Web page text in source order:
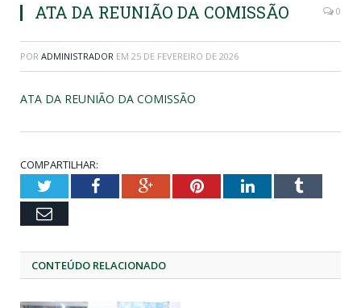
ATA DA REUNIÃO DA COMISSÃO 0
POR ADMINISTRADOR EM 25 DE FEVEREIRO DE 2026
ATA DA REUNIÃO DA COMISSÃO
COMPARTILHAR:
TwitterFacebookGoogle+PinterestLinkedInTumblr
Email
CONTEÚDO RELACIONADO